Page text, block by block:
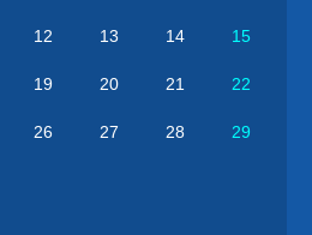
12 13 14 15
19 20 21 22
26 27 28 29